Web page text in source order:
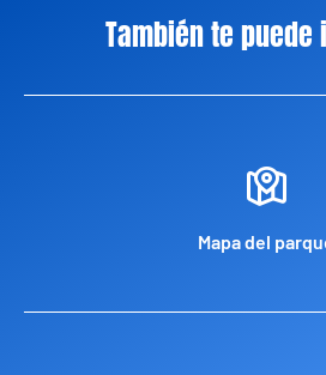
También te
Mapa del